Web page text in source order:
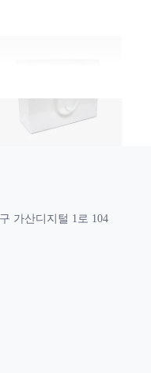
가산디지털 1로 104